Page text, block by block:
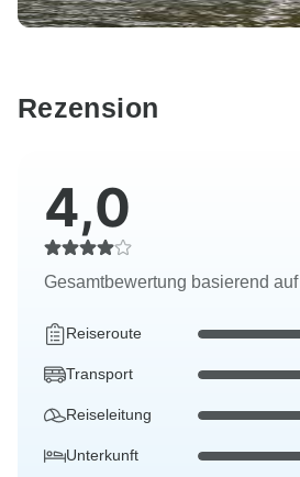
Rezension
4,0
Gesamtbewertung basierend auf
Reiseroute
Transport
Reiseleitung
Unterkunft